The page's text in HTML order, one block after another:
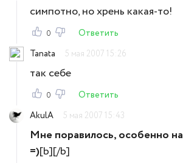
симпотно, но хрень какая-то!
0
Ответить
Tanata
5 мая 2007 15:26
так себе
0
Ответить
AkulA
5 мая 2007 15:43
Мне поравилось, особенно
=)[b][/b]